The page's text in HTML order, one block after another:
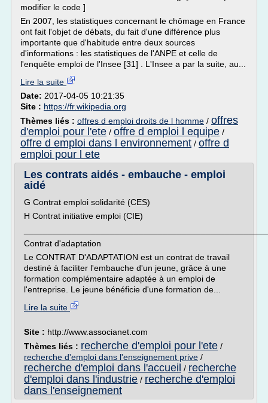
modifier le code ]
En 2007, les statistiques concernant le chômage en France
ont fait l'objet de débats, du fait d'une différence plus
importante que d'habitude entre deux sources
d'informations : les statistiques de l'ANPE et celle de
l'enquête emploi de l'Insee [31] . L'Insee a par la suite, au...
Lire la suite
Date: 2017-04-05 10:21:35
Site : https://fr.wikipedia.org
Thèmes liés : offres d emploi droits de l homme / offres
d'emploi pour l'ete / offre d emploi l equipe /
offre d emploi dans l environnement / offre d
emploi pour l ete
Les contrats aidés - embauche - emploi
aidé
G Contrat emploi solidarité (CES)
H Contrat initiative emploi (CIE)
Contrat d'adaptation
Le CONTRAT D'ADAPTATION est un contrat de travail
destiné à faciliter l'embauche d'un jeune, grâce à une
formation complémentaire adaptée à un emploi de
l'entreprise. Le jeune bénéficie d'une formation de...
Lire la suite
Site : http://www.associanet.com
Thèmes liés : recherche d'emploi pour l'ete /
recherche d'emploi dans l'enseignement prive /
recherche d'emploi dans l'accueil / recherche
d'emploi dans l'industrie / recherche d'emploi
dans l'enseignement